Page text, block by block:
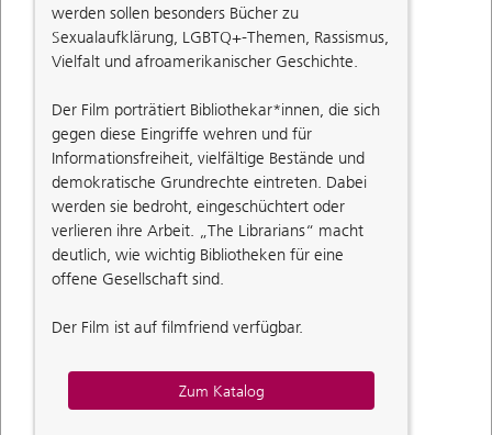
werden sollen besonders Bücher zu
Sexualaufklärung, LGBTQ+-Themen, Rassismus,
Vielfalt und afroamerikanischer Geschichte.
Der Film porträtiert Bibliothekar*innen, die sich
gegen diese Eingriffe wehren und für
Informationsfreiheit, vielfältige Bestände und
demokratische Grundrechte eintreten. Dabei
werden sie bedroht, eingeschüchtert oder
verlieren ihre Arbeit. „The Librarians“ macht
deutlich, wie wichtig Bibliotheken für eine
offene Gesellschaft sind.
Der Film ist auf filmfriend verfügbar.
Zum Katalog